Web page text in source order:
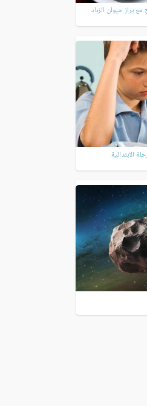
براز حيوان الزباد
الابتدائية